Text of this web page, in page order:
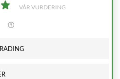
VÅR VURDERING